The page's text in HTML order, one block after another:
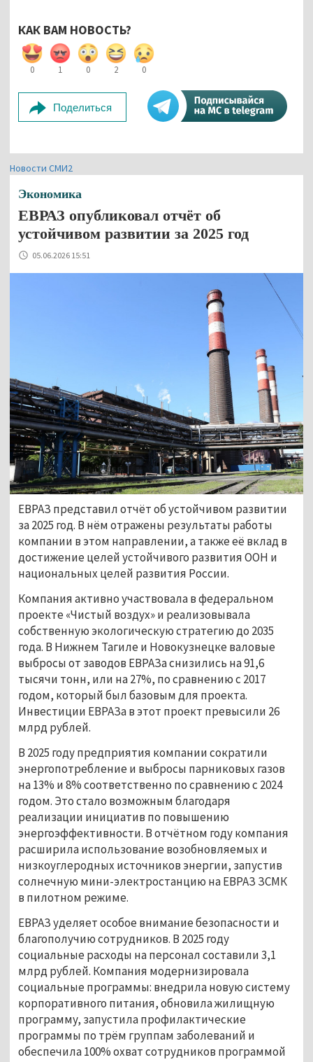
КАК ВАМ НОВОСТЬ?
0 1 0 2 0
Поделиться
Новости СМИ2
Экономика
ЕВРАЗ опубликовал отчёт об
устойчивом развитии за 2025 год
05.06.2026 15:51
ЕВРАЗ представил отчёт об устойчивом развитии
за 2025 год. В нём отражены результаты работы
компании в этом направлении, а также её вклад в
достижение целей устойчивого развития ООН и
национальных целей развития России.
Компания активно участвовала в федеральном
проекте «Чистый воздух» и реализовывала
собственную экологическую стратегию до 2035
года. В Нижнем Тагиле и Новокузнецке валовые
выбросы от заводов ЕВРАЗа снизились на 91,6
тысячи тонн, или на 27%, по сравнению с 2017
годом, который был базовым для проекта.
Инвестиции ЕВРАЗа в этот проект превысили 26
млрд рублей.
В 2025 году предприятия компании сократили
энергопотребление и выбросы парниковых газов
на 13% и 8% соответственно по сравнению с 2024
годом. Это стало возможным благодаря
реализации инициатив по повышению
энергоэффективности. В отчётном году компания
расширила использование возобновляемых и
низкоуглеродных источников энергии, запустив
солнечную мини-электростанцию на ЕВРАЗ ЗСМК
в пилотном режиме.
ЕВРАЗ уделяет особое внимание безопасности и
благополучию сотрудников. В 2025 году
социальные расходы на персонал составили 3,1
млрд рублей. Компания модернизировала
социальные программы: внедрила новую систему
корпоративного питания, обновила жилищную
программу, запустила профилактические
программы по трём группам заболеваний и
обеспечила 100% охват сотрудников программой